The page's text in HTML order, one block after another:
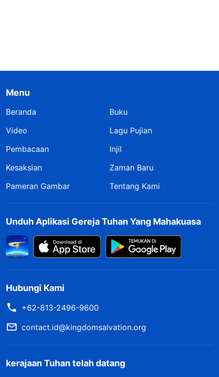
Menu
Beranda
Buku
Video
Lagu Pujian
Pembacaan
Injil
Kesaksian
Zaman Baru
Pameran Gambar
Tentang Kami
Unduh Aplikasi Gereja Tuhan Yang Mahakuasa
Hubungi Kami
+62-813-2496-9600
contact.id@kingdomsalvation.org
kerajaan Tuhan telah datang